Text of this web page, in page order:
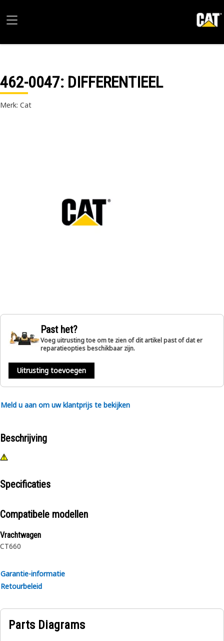
462-0047: DIFFERENTIEEL
Merk: Cat
Past het?
Voeg uitrusting toe om te zien of dit artikel past of dat er
reparatieopties beschikbaar zijn.
Uitrusting toevoegen
Meld u aan om uw klantprijs te bekijken
Beschrijving
Specificaties
Compatibele modellen
Vrachtwagen
CT660
Garantie-informatie
Retourbeleid
Parts Diagrams